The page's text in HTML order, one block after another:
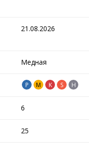
21.08.2026
Медная
P M K S H
6
25